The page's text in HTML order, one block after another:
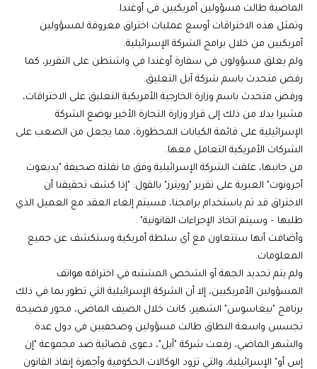
الماضية طالت مسؤولين أمريكيين في أوغندا.
وتمثل هذه الاختراقات أوسع عمليات اختراق معروفة لمسؤولين
أمريكيين من خلال برامج الشركة الإسرائيلية.
ولم يعلق مسؤولون في سفارة أوغندا في واشنطن على التقرير، كما
رفض متحدث باسم شركة آبل التعليق.
ورفض متحدث باسم وزارة الخارجية الأمريكية التعليق على الاختراقات،
مشيرا بدلا من ذلك إلى قرار وزارة التجارة الأخير بوضع الشركة
الإسرائيلية على قائمة الكيانات المحظورة، مما يجعل من الصعب على
الشركات الأمريكية التعامل معها.
من جانبها، علقت الشركة الإسرائيلية وفق ما نقلته صحيفة "يديعوت
أحرونوت" العبرية على تقرير "رويترز" بالقول: "إذا كشف تحقيقنا أن
الاختراق قد تم باستخدام برامجنا، فسيتم إلغاء العقد مع العميل الذي
طلبها – وسيتم اتخاذ الإجراءات القانونية" .
وأضافت أنها ستتعاون مع أي سلطة أمريكية وستكشف عن جميع
المعلومات.
ولم يتم تحديد الجهة أو الشخص المشتبه في اختراقه هواتف
المسؤولين الأمريكيين، إلا أن الشركة الإسرائيلية التي تطور بما في ذلك
برنامج "بيغاسوس" الشهير، كانت خلال الصيف الماضي، محور فضيحة
تجسس واسعة النطاق طالت مسؤولين وصحفيين في دول عدة.
والشهر الماضي، رفعت شركة "آبل"، دعوى قضائية ضد مجموعة "إن
إس أو" الإسرائيلية، والتي تزود الوكالات الحكومية وأجهزة إنفاذ القانون